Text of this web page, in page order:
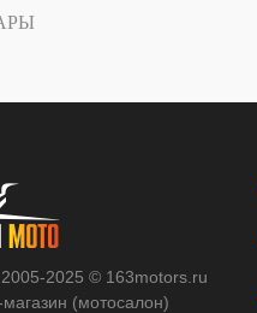
2025 © 163motors.ru
(мотосалон)